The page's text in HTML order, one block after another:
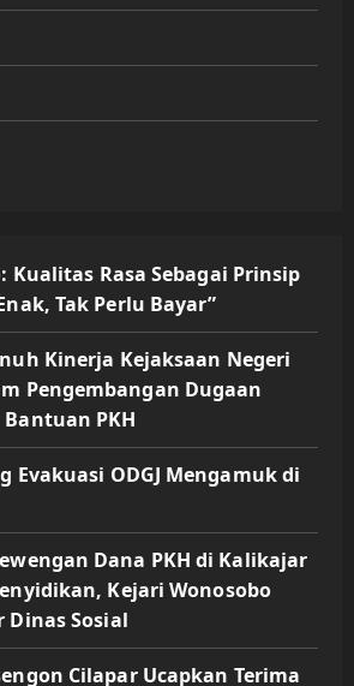
Kualitas Rasa Sebagai Prinsip
Tak Perlu Bayar”
Kinerja Kejaksaan Negeri
Pengembangan Dugaan
PKH
Evakuasi ODGJ Mengamuk di
Dana PKH di Kalikajar
Kejari Wonosobo
Dinas Sosial
Cilapar Ucapkan Terima